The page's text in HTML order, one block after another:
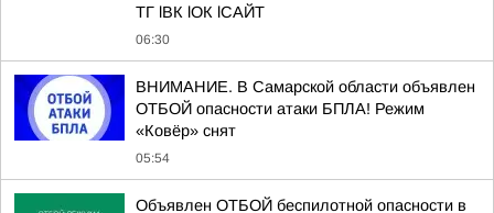
ТГ lВК lОК lСАЙТ
06:30
ВНИМАНИЕ. В Самарской области объявлен
ОТБОЙ опасности атаки БПЛА! Режим
«Ковёр» снят
05:54
Объявлен ОТБОЙ беспилотной опасности в